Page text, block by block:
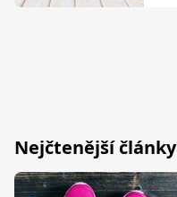
Nejčtenější články